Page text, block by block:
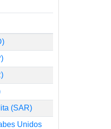
(SAR)
Unidos